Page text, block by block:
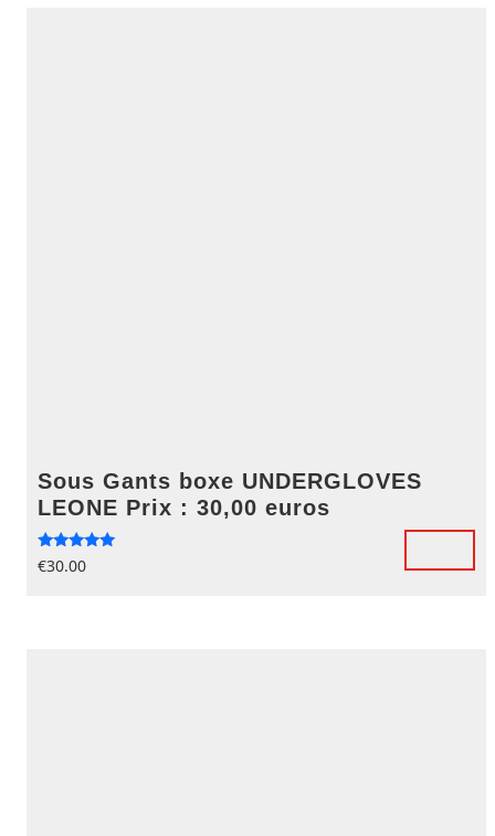
Sous Gants boxe UNDERGLOVES
LEONE Prix : 30,00 euros
Note
5.00
€30.00